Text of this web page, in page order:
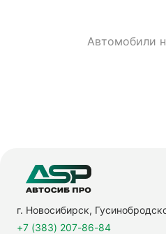
Автомобили
г. Новосибирск,
+7 (383) 207-86-84